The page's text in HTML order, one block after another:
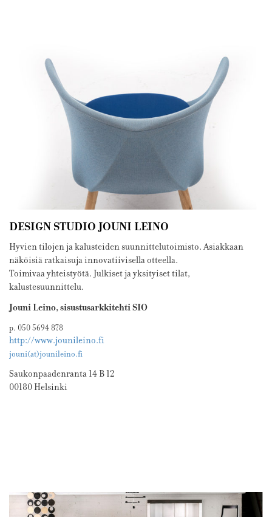
DESIGN STUDIO JOUNI LEINO
Hyvien tilojen ja kalusteiden suunnittelutoimisto. Asiakkaan
näköisiä ratkaisuja innovatiivisella otteella.
Toimivaa yhteistyötä. Julkiset ja yksityiset tilat,
kalustesuunnittelu.
Jouni Leino, sisustusarkkitehti SIO
p. 050 5694 878
http://www.jounileino.fi
jouni(at)jounileino.fi
Saukonpaadenranta 14 B 12
00180 Helsinki